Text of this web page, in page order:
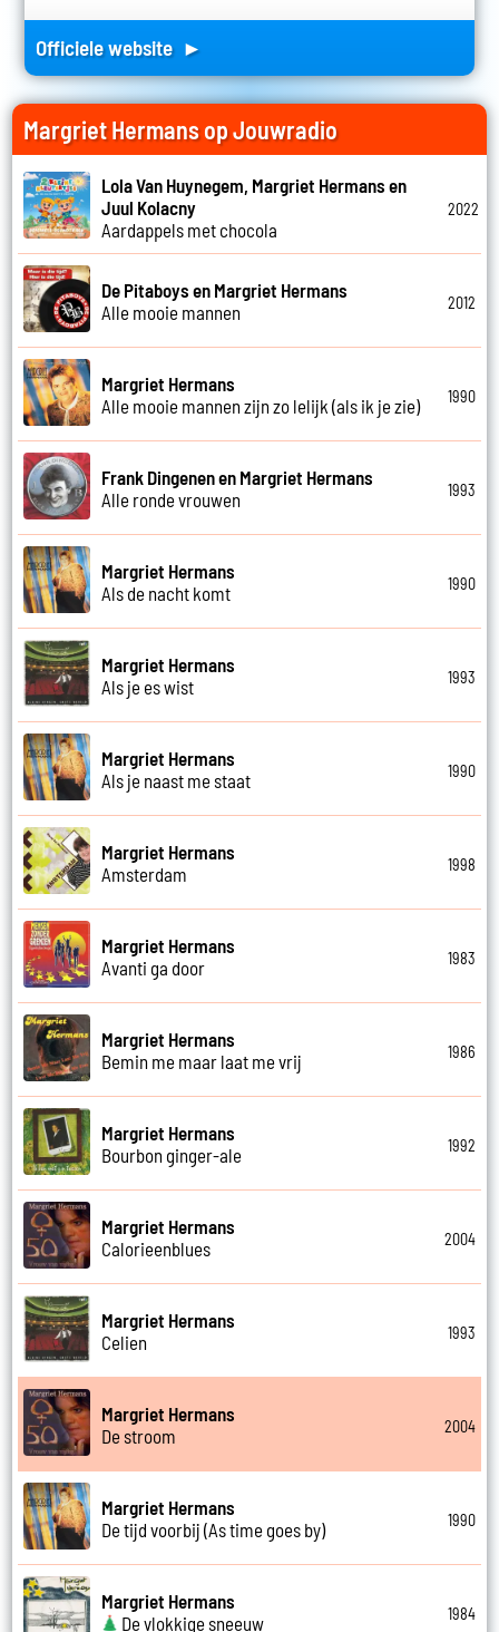
Officiele website ►
Margriet Hermans op Jouwradio
Lola Van Huynegem, Margriet Hermans en
Juul Kolacny
Aardappels met chocola
2022
De Pitaboys en Margriet Hermans
Alle mooie mannen
2012
Margriet Hermans
Alle mooie mannen zijn zo lelijk (als ik je zie)
1990
Frank Dingenen en Margriet Hermans
Alle ronde vrouwen
1993
Margriet Hermans
Als de nacht komt
1990
Margriet Hermans
Als je es wist
1993
Margriet Hermans
Als je naast me staat
1990
Margriet Hermans
Amsterdam
1998
Margriet Hermans
Avanti ga door
1983
Margriet Hermans
Bemin me maar laat me vrij
1986
Margriet Hermans
Bourbon ginger-ale
1992
Margriet Hermans
Calorieenblues
2004
Margriet Hermans
Celien
1993
Margriet Hermans
De stroom
2004
Margriet Hermans
De tijd voorbij (As time goes by)
1990
Margriet Hermans
De vlokkige sneeuw
1984